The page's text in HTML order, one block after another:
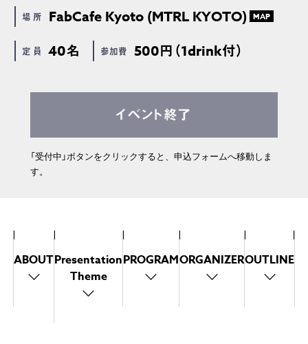
場 所 FabCafe Kyoto (MTRL KYOTO) MAP
定 員 40名 参加費 500円（1drink付）
イベント終了
「受付中」ボタンをクリックすると、申込フォームへ移動しま
す。
ABOUTPresentation
Theme
PROGRAMORGANIZEROUTLINE